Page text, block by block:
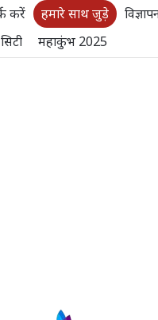
करें हमारे साथ जुड़े
महाकुंभ 2025